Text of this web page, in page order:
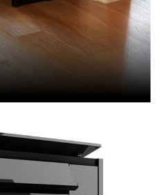
im Überlick
die
angeboten wird.